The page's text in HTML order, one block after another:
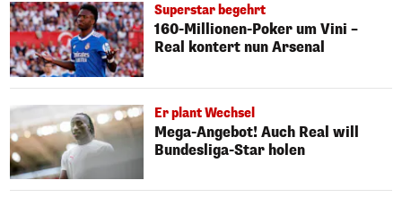
Superstar begehrt
160-Millionen-Poker um Vini –
Real kontert nun Arsenal
Er plant Wechsel
Mega-Angebot! Auch Real will
Bundesliga-Star holen